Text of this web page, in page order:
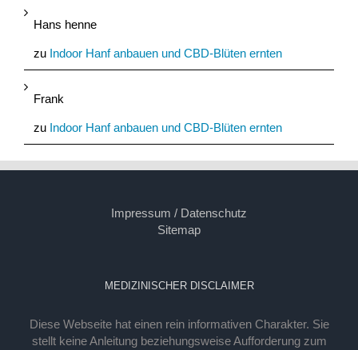
Hans henne
zu Indoor Hanf anbauen und CBD-Blüten ernten
Frank
zu Indoor Hanf anbauen und CBD-Blüten ernten
Impressum / Datenschutz
Sitemap
MEDIZINISCHER DISCLAIMER
Diese Webseite hat einen rein informativen Charakter. Sie
stellt keine Anleitung beziehungsweise Aufforderung zum